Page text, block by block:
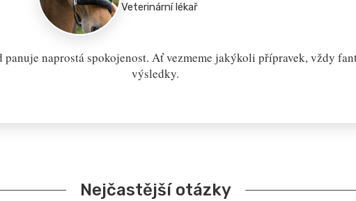
Veterinární lékař
naprostá spokojenost. Ať vezmeme jakýkoli přípravek, vždy
výsledky.
Nejčastější otázky